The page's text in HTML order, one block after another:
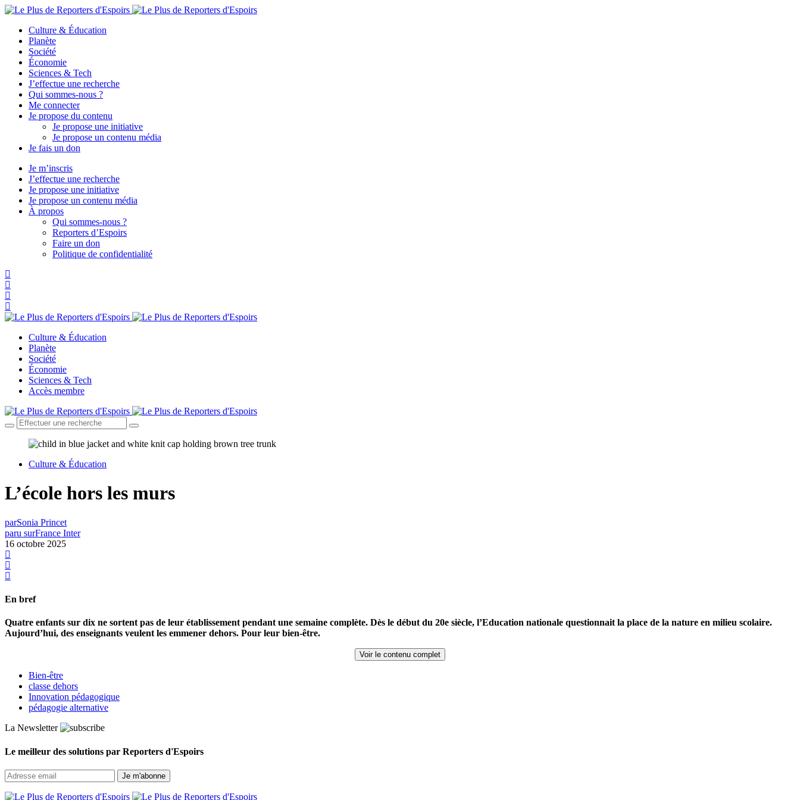
Culture & Éducation
Planète
Société
Économie
Sciences & Tech
J’effectue une recherche
Qui sommes-nous ?
Me connecter
Je propose du contenu
Je propose une initiative
Je propose un contenu média
Je fais un don
Je m’inscris
J’effectue une recherche
Je propose une initiative
Je propose un contenu média
À propos
Qui sommes-nous ?
Reporters d’Espoirs
Faire un don
Politique de confidentialité
Culture & Éducation
Planète
Société
Économie
Sciences & Tech
Accès membre
Culture & Éducation
L’école hors les murs
parSonia Princet
paru surFrance Inter
16 octobre 2025
En bref
Quatre enfants sur dix ne sortent pas de leur établissement pendant une semaine complète. Dès le début du 20e siècle, l’Education nationale questionnait la place de la nature en milieu scolaire.
Aujourd’hui, des enseignants veulent les emmener dehors. Pour leur bien-être.
Voir le contenu complet
Bien-être
classe dehors
Innovation pédagogique
pédagogie alternative
La Newsletter
Le meilleur des solutions par Reporters d'Espoirs